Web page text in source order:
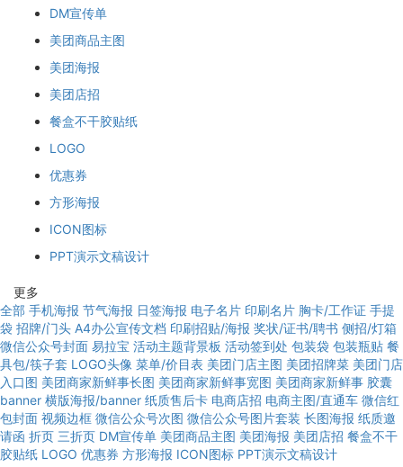
DM宣传单
美团商品主图
美团海报
美团店招
餐盒不干胶贴纸
LOGO
优惠券
方形海报
ICON图标
PPT演示文稿设计
更多
全部 手机海报 节气海报 日签海报 电子名片 印刷名片 胸卡/工作证 手提
袋 招牌/门头 A4办公宣传文档 印刷招贴/海报 奖状/证书/聘书 侧招/灯箱
微信公众号封面 易拉宝 活动主题背景板 活动签到处 包装袋 包装瓶贴 餐
具包/筷子套 LOGO头像 菜单/价目表 美团门店主图 美团招牌菜 美团门店
入口图 美团商家新鲜事长图 美团商家新鲜事宽图 美团商家新鲜事 胶囊
banner 横版海报/banner 纸质售后卡 电商店招 电商主图/直通车 微信红
包封面 视频边框 微信公众号次图 微信公众号图片套装 长图海报 纸质邀
请函 折页 三折页 DM宣传单 美团商品主图 美团海报 美团店招 餐盒不干
胶贴纸 LOGO 优惠券 方形海报 ICON图标 PPT演示文稿设计